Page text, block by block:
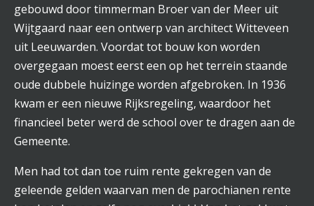
gebouwd door timmerman Broer van der Meer uit
Wijtgaard naar een ontwerp van architect Witteveen
uit Leeuwarden. Voordat tot bouw kon worden
overgegaan moest eerst een op het terrein staande
oude dubbele huizinge worden afgebroken. In 1936
kwam er een nieuwe Rijksregeling, waardoor het
financieel beter werd de school over te dragen aan de
Gemeente.
Men had tot dan toe ruim rente gekregen van de
geleende gelden waarvan men de parochianen rente